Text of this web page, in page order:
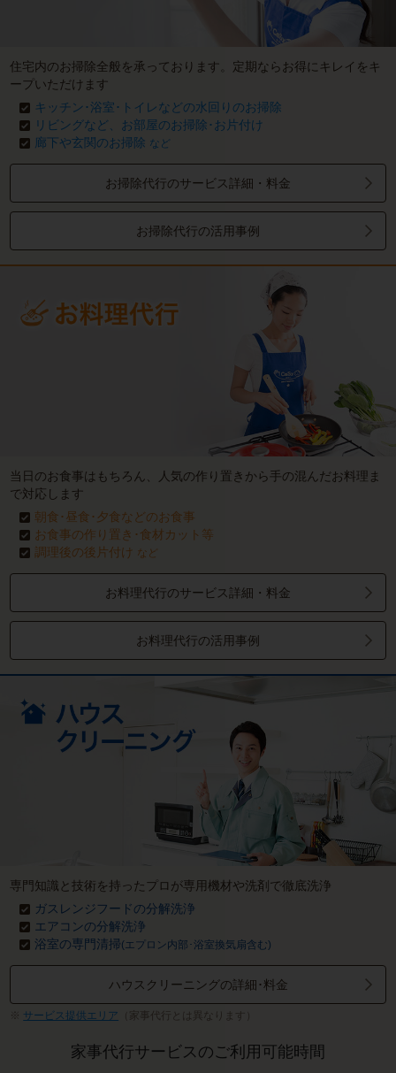
住宅内のお掃除全般を承っております。定期ならお得にキレイをキ
ープいただけます
キッチン･浴室･トイレなどの水回りのお掃除
リビングなど、お部屋のお掃除･お片付け
廊下や玄関のお掃除 など
お掃除代行のサービス詳細・料金
お掃除代行の活用事例
当日のお食事はもちろん、人気の作り置きから手の混んだお料理ま
で対応します
朝食･昼食･夕食などのお食事
お食事の作り置き･食材カット等
調理後の後片付け など
お料理代行のサービス詳細・料金
お料理代行の活用事例
専門知識と技術を持ったプロが専用機材や洗剤で徹底洗浄
ガスレンジフードの分解洗浄
エアコンの分解洗浄
浴室の専門清掃(エプロン内部･浴室換気扇含む)
ハウスクリーニングの詳細･料金
サービス提供エリア （家事代行とは異なります）
家事代行サービスのご利用可能時間